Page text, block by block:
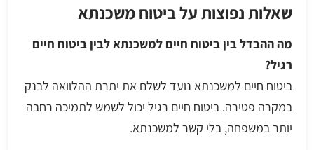
שאלות נפוצות על ביטוח משכנתא
מה ההבדל בין ביטוח חיים למשכנתא לבין ביטוח חיים
רגיל?
ביטוח חיים למשכנתא נועד לשלם את יתרת ההלוואה לבנק
במקרה פטירה. ביטוח חיים רגיל יכול לשמש לתמיכה רחבה
יותר במשפחה, בלי קשר למשכנתא.